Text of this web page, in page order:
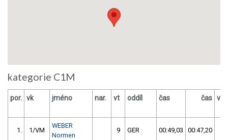
kategorie C1M
por. vk jméno nar. vt oddíl čas čas
1. 1/VM
WEBER
Normen
9 GER 00:49,03 00:47,20